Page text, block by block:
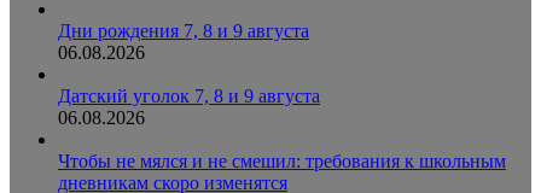
Дни рождения 7, 8 и 9 августа
06.08.2026
Датский уголок 7, 8 и 9 августа
06.08.2026
Чтобы не мялся и не смешил: требования к школьным
дневникам скоро изменятся